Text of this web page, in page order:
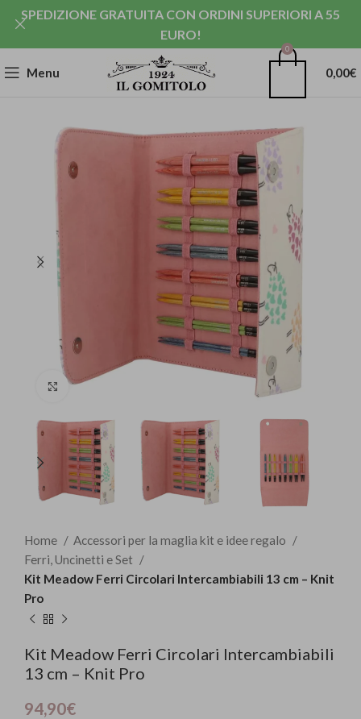
Menu
0
0,00€
Click to enlarge
Home
Accessori per la maglia kit e idee regalo
Ferri, Uncinetti e Set
Kit Meadow Ferri Circolari Intercambiabili 13 cm – Knit
Pro
Kit Meadow Ferri Circolari Intercambiabili
13 cm – Knit Pro
94,90€
SPEDIZIONE GRATUITA CON ORDINI SUPERIORI A 55
EURO!